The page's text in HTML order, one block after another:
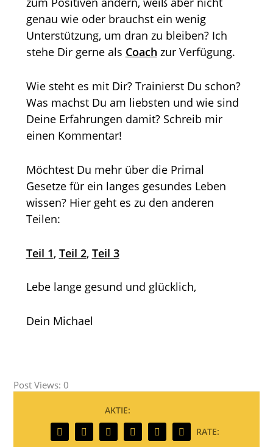
genau wie oder brauchst ein wenig
Unterstützung, um dran zu bleiben? Ich
stehe Dir gerne als Coach zur Verfügung.
Wie steht es mit Dir? Trainierst Du schon?
Was machst Du am liebsten und wie sind
Deine Erfahrungen damit? Schreib mir
einen Kommentar!
Möchtest Du mehr über die Primal
Gesetze für ein langes gesundes Leben
wissen? Hier geht es zu den anderen
Teilen:
Teil 1, Teil 2, Teil 3
Lebe lange gesund und glücklich,
Dein Michael
Post Views: 0
AKTIE:
RATE: